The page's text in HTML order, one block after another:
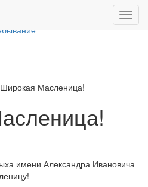
Широкая Масленица!
имени Александра Ивановича